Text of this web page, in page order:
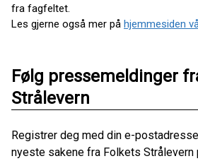
fra fagfeltet.
Les gjerne også mer på hjemmesiden
Følg pressemeldinger
Strålevern
Registrer deg med din e-
nyeste sakene fra Folkets Strålevern